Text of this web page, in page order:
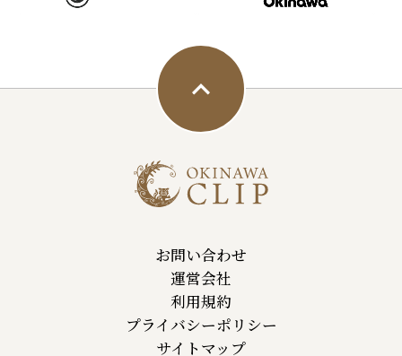
お問い合わせ
運営会社
利用規約
プライバシーポリシー
サイトマップ